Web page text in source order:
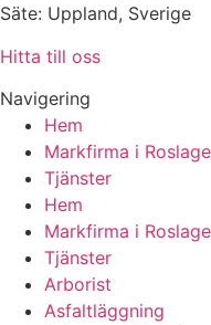
Säte: Uppland, Sverige
Hitta till oss
Navigering
Hem
Markfirma i
Tjänster
Hem
Markfirma i
Tjänster
Arborist
Asfaltläggning